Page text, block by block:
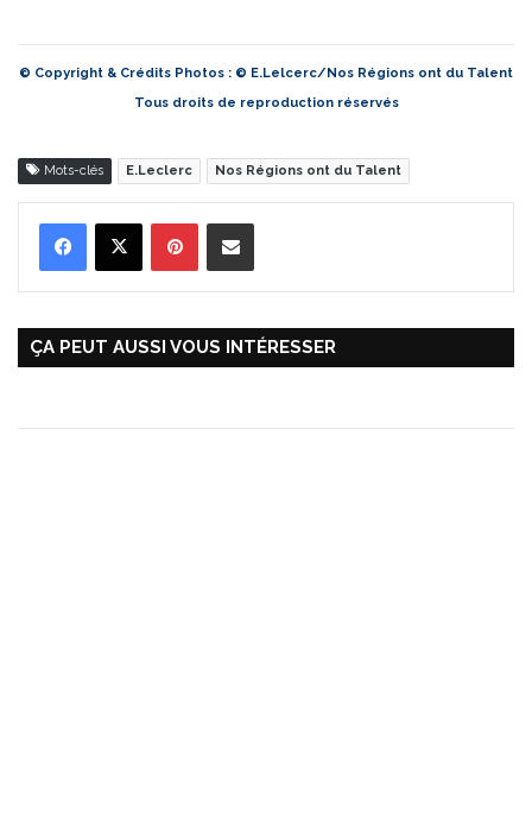
© Copyright & Crédits Photos : © E.Lelcerc/Nos Régions ont du Talent
Tous droits de reproduction réservés
Mots-clés E.Leclerc Nos Régions ont du Talent
ÇA PEUT AUSSI VOUS INTÉRESSER